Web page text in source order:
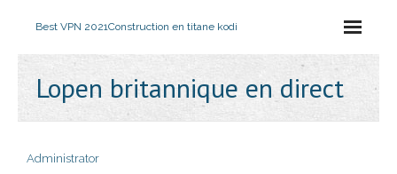
Best VPN 2021Construction en titane kodi
Lopen britannique en direct
Administrator